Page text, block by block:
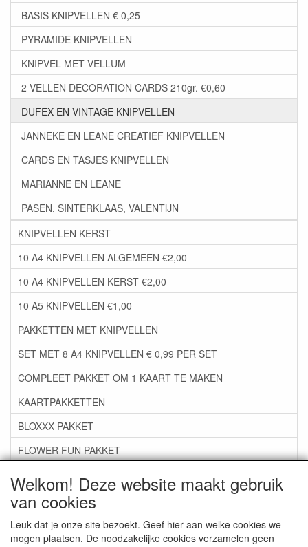
Welkom! Deze website maakt gebruik
van cookies
Leuk dat je onze site bezoekt. Geef hier aan welke cookies we
mogen plaatsen. De noodzakelijke cookies verzamelen geen
BASIS KNIPVELLEN € 0,25
PYRAMIDE KNIPVELLEN
KNIPVEL MET VELLUM
2 VELLEN DECORATION CARDS 210gr. €0,60
DUFEX EN VINTAGE KNIPVELLEN
JANNEKE EN LEANE CREATIEF KNIPVELLEN
CARDS EN TASJES KNIPVELLEN
MARIANNE EN LEANE
PASEN, SINTERKLAAS, VALENTIJN
KNIPVELLEN KERST
10 A4 KNIPVELLEN ALGEMEEN €2,00
10 A4 KNIPVELLEN KERST €2,00
10 A5 KNIPVELLEN €1,00
PAKKETTEN MET KNIPVELLEN
SET MET 8 A4 KNIPVELLEN € 0,99 PER SET
COMPLEET PAKKET OM 1 KAART TE MAKEN
KAARTPAKKETTEN
BLOXXX PAKKET
FLOWER FUN PAKKET
***GROEP 06*** TAPE/LIJM SNIJMALLEN STEMPELS
***GROEP 07*** KAARTEN +SCRAP TOEBEHOREN
***GROEP 08*** TEKENEN EN KLEUREN, GELPEN,MARKER